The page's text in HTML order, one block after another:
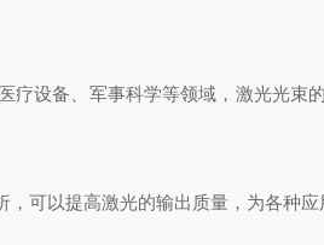
设备、军事科学等领域，激光光束
以提高激光的输出质量，为各种应